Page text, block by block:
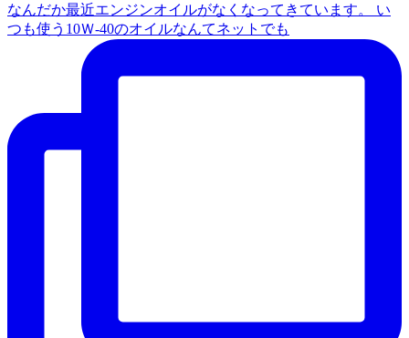
なんだか最近エンジンオイルがなくなってきています。 い
つも使う10Ｗ‐40のオイルなんてネットでも